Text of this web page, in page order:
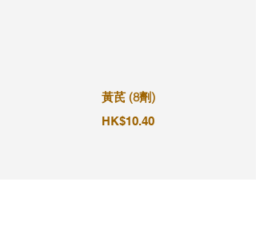
黃芪 (8劑)
HK$10.40